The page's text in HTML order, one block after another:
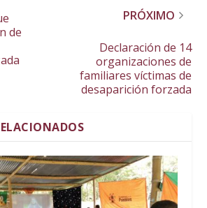
de
PRÓXIMO
Declaración de 14
organizaciones de
familiares víctimas de
desaparición forzada